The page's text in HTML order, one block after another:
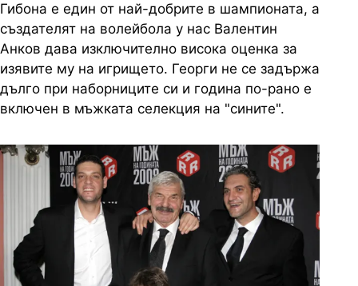
Гибона е един от най-добрите в шампионата, а
създателят на волейбола у нас Валентин
Анков дава изключително висока оценка за
изявите му на игрището. Георги не се задържа
дълго при наборниците си и година по-рано е
включен в мъжката селекция на "сините".